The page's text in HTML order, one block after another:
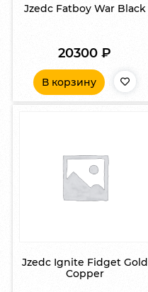
Jzedc Fatboy War Black
20300₽
В корзину
Jzedc Ignite Fidget Gold
Copper